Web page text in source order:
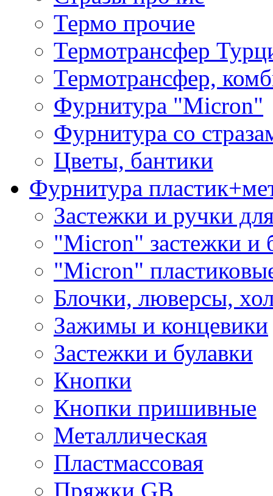
Термо прочие
Термотрансфер
Термотрансфер,
Фурнитура "Micron"
Фурнитура со
Цветы, бантики
Фурнитура
Застежки и ручки
"Micron" застежки и
"Micron"
Блочки, люверсы,
Зажимы и концевики
Застежки и булавки
Кнопки
Кнопки пришивные
Металлическая
Пластмассовая
Пряжки GB